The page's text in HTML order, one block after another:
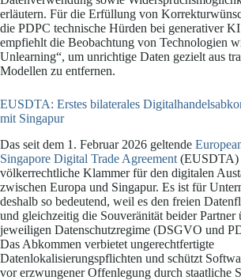
erläutern. Für die Erfüllung von
die PDPC technische Hürden bei generativer
empfiehlt die Beobachtung von Technologien
Unlearning“, um unrichtige Daten gezielt aus
Modellen zu entfernen.
EUSDTA: Erstes bilaterales
mit Singapur
Das seit dem 1. Februar 2026 geltende
Singapore Digital Trade Agreement (EUSDTA)
völkerrechtliche Klammer für den digitalen
zwischen Europa und Singapur. Es ist für
deshalb so bedeutend, weil es den freien
und gleichzeitig die Souveränität beider Partner
jeweiligen Datenschutzregime (DSGVO und
Das Abkommen verbietet ungerechtfertigte
Datenlokalisierungspflichten und schützt
vor erzwungener Offenlegung durch staatliche